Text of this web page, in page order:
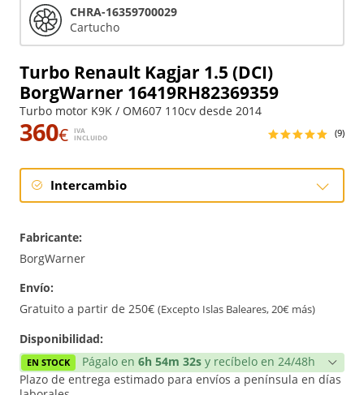
Turbo Renault Kagjar 1.5 (DCI)
BorgWarner 16419RH82369359
Turbo motor K9K / OM607 110cv desde 2014
360€
IVA
INCLUIDO
(9)
Intercambio
Reconstrucción
Fabricante:
BorgWarner
Envío:
Gratuito a partir de 250€ (Excepto Islas Baleares, 20€ más)
Disponibilidad:
EN STOCK Págalo en 6h 54m 32s y recíbelo en 24/48h
Plazo de entrega estimado para envíos a península en días
CHRA-16359700029
Cartucho